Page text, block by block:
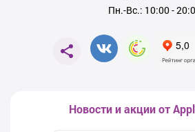
Пн.-Вс.: 10:00 -
Новости и акции от